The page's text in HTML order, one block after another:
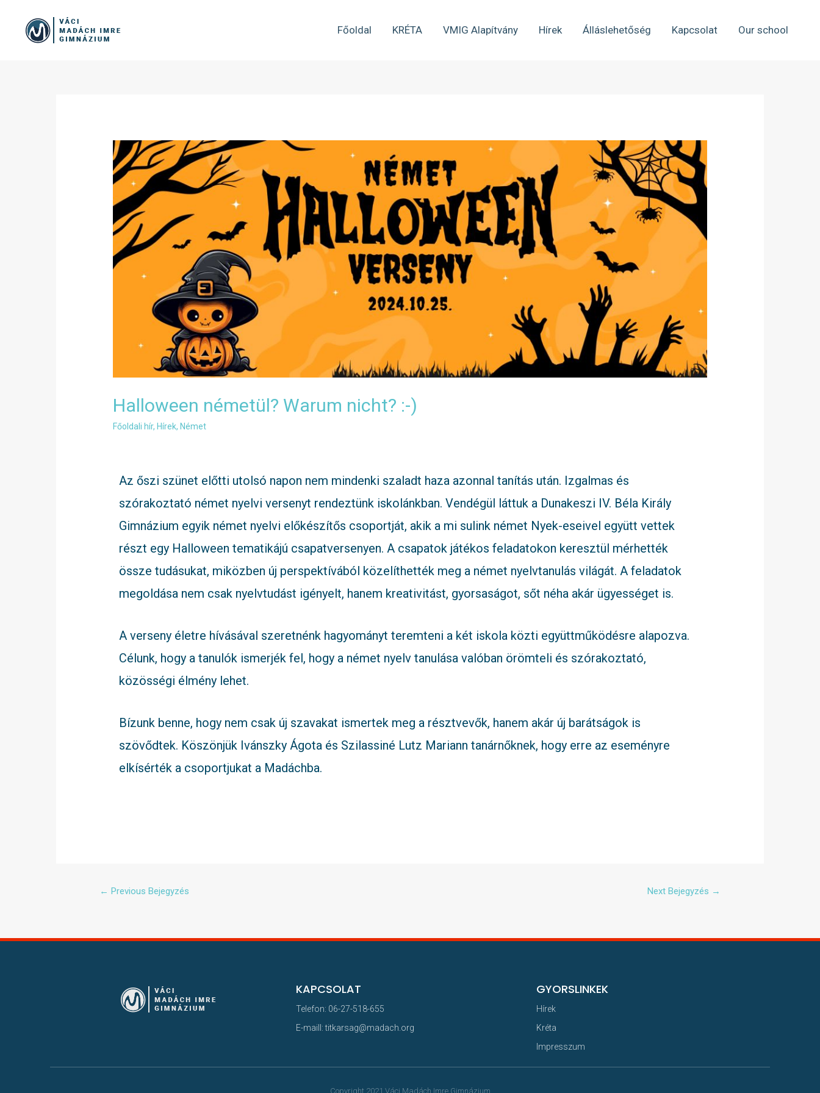
Főoldal KRÉTA VMIG Alapítvány Hírek Álláslehetőség Kapcsolat Our school
Halloween németül? Warum nicht? :-)
Főoldali hír, Hírek, Német
Az őszi szünet előtti utolsó napon nem mindenki szaladt haza azonnal tanítás után. Izgalmas és
szórakoztató német nyelvi versenyt rendeztünk iskolánkban. Vendégül láttuk a Dunakeszi IV. Béla Király
Gimnázium egyik német nyelvi előkészítős csoportját, akik a mi sulink német Nyek-eseivel együtt vettek
részt egy Halloween tematikájú csapatversenyen. A csapatok játékos feladatokon keresztül mérhették
össze tudásukat, miközben új perspektívából közelíthették meg a német nyelvtanulás világát. A feladatok
megoldása nem csak nyelvtudást igényelt, hanem kreativitást, gyorsaságot, sőt néha akár ügyességet is.
A verseny életre hívásával szeretnénk hagyományt teremteni a két iskola közti együttműködésre alapozva.
Célunk, hogy a tanulók ismerjék fel, hogy a német nyelv tanulása valóban örömteli és szórakoztató,
közösségi élmény lehet.
Bízunk benne, hogy nem csak új szavakat ismertek meg a résztvevők, hanem akár új barátságok is
szövődtek. Köszönjük Ivánszky Ágota és Szilassiné Lutz Mariann tanárnőknek, hogy erre az eseményre
elkísérték a csoportjukat a Madáchba.
← Previous Bejegyzés Next Bejegyzés →
KAPCSOLAT
Telefon: 06-27-518-655
E-maill: titkarsag@madach.org
GYORSLINKEK
Hírek
Kréta
Impresszum
Copyright 2021 Váci Madách Imre Gimnázium